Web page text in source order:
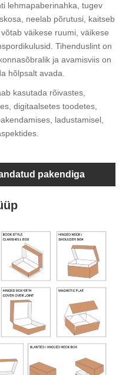
lehmapaberinahka, tugev
neelab põrutusi, kaitseb
väikese ruumi, väikese
Tihenduslint on
ja avamisviis on
hõlpsalt avada.
kasutada rõivastes,
digitaalsetes toodetes,
ladustamisel,
pakendiga